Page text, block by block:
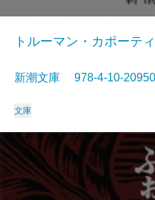
トルーマン・カポーテ
新潮文庫 978-4-10-
文庫